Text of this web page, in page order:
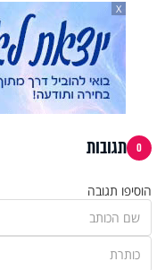
X
0 תגובות
הוסיפו תגובה